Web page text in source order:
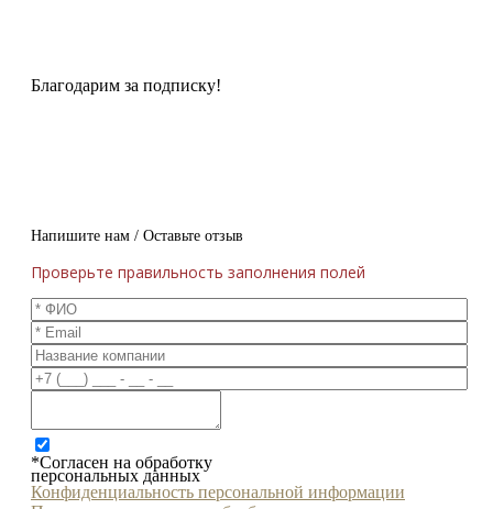
Благодарим за подписку!
Напишите нам / Оставьте отзыв
Проверьте правильность заполнения полей
*Согласен на обработку
персональных данных
Конфиденциальность персональной информации